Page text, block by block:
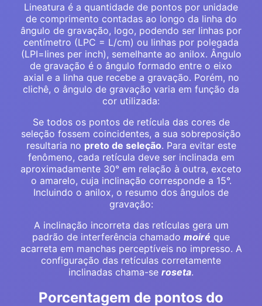
Lineatura é a quantidade de pontos por unidade
de comprimento contadas ao longo da linha do
ângulo de gravação, logo, podendo ser linhas por
centímetro (LPC = L/cm) ou linhas por polegada
(LPI=lines per inch), semelhante ao anilox. Ângulo
de gravação é o ângulo formado entre o eixo
axial e a linha que recebe a gravação. Porém, no
clichê, o ângulo de gravação varia em função da
cor utilizada:
Se todos os pontos de retícula das cores de
seleção fossem coincidentes, a sua sobreposição
resultaria no preto de seleção. Para evitar este
fenômeno, cada retícula deve ser inclinada em
aproximadamente 30° em relação à outra, exceto
o amarelo, cuja inclinação corresponde a 15°.
Incluindo o anilox, o resumo dos ângulos de
gravação:
A inclinação incorreta das retículas gera um
padrão de interferência chamado moiré que
acarreta em manchas perceptíveis no impresso. A
configuração das retículas corretamente
inclinadas chama-se roseta.
Porcentagem de pontos do